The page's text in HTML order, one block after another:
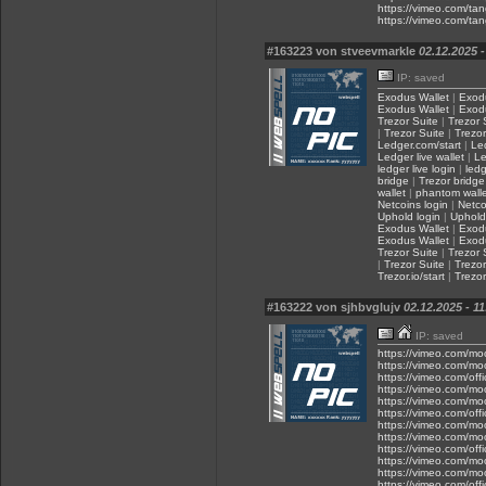
https://vimeo.com/
https://vimeo.com/
#163223 von stveevmarkle 02.12.2025
IP: saved
Exodus Wallet |
Exodus Wallet |
Trezor Suite | Trezor
| Trezor Suite |
Ledger.com/start |
Ledger live wallet |
ledger live login |
bridge | Trezor bridge
wallet | phantom
Netcoins login |
Uphold login |
Exodus Wallet |
Exodus Wallet |
Trezor Suite | Trezor
| Trezor Suite |
Trezor.io/start |
#163222 von sjhbvglujv 02.12.2025 -
IP: saved
https://vimeo.com/
https://vimeo.com/
https://vimeo.com/
https://vimeo.com/
https://vimeo.com/
https://vimeo.com/
https://vimeo.com/
https://vimeo.com/
https://vimeo.com/
https://vimeo.com/
https://vimeo.com/